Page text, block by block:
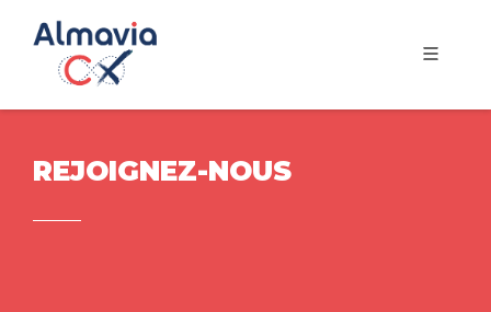
REJOIGNEZ-NOUS